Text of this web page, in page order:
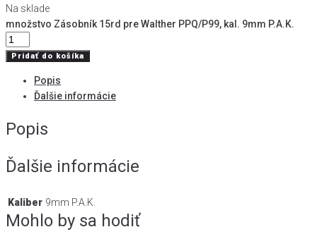
Na sklade
množstvo Zásobník 15rd pre Walther PPQ/P99, kal. 9mm P.A.K.
Pridať do košíka
Popis
Ďalšie informácie
Popis
Ďalšie informácie
Kaliber 9mm P.A.K.
Mohlo by sa hodiť